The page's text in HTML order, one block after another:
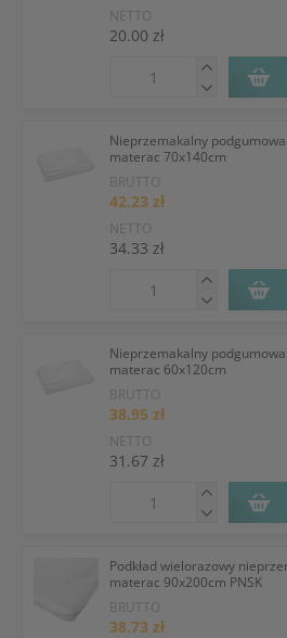
NETTO
20.00 zł
Nieprzemakalny
materac 70x140cm
BRUTTO
42.23 zł
NETTO
34.33 zł
Nieprzemakalny
materac 60x120cm
BRUTTO
38.95 zł
NETTO
31.67 zł
Podkład wielorazowy
materac 90x200cm PNSK
BRUTTO
38.73 zł